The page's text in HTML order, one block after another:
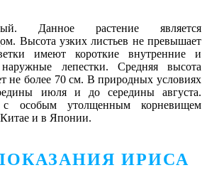
. Данное растение является
Высота узких листьев не превышает
имеют короткие внутренние и
лепестки. Средняя высота
не более 70 см. В природных условиях
июля и до середины августа.
особым утолщенным корневищем
Китае и в Японии.
ИРИСА